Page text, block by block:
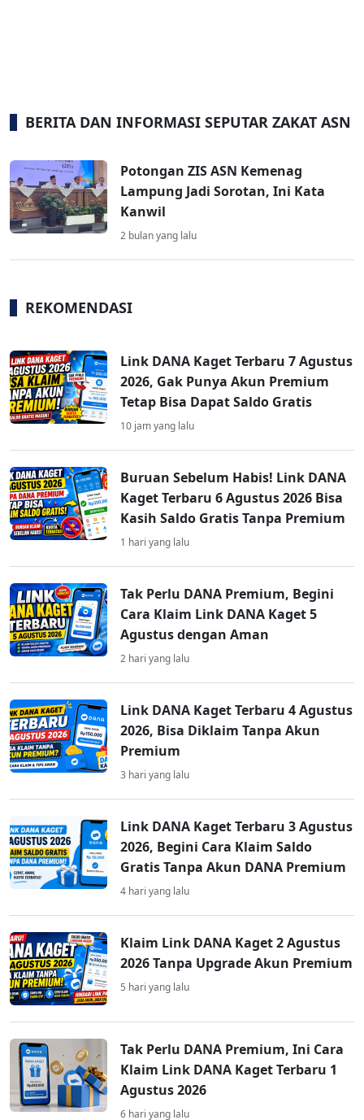
BERITA DAN INFORMASI SEPUTAR ZAKAT ASN
Potongan ZIS ASN Kemenag
Lampung Jadi Sorotan, Ini Kata
Kanwil
2 bulan yang lalu
REKOMENDASI
Link DANA Kaget Terbaru 7 Agustus
2026, Gak Punya Akun Premium
Tetap Bisa Dapat Saldo Gratis
10 jam yang lalu
Buruan Sebelum Habis! Link DANA
Kaget Terbaru 6 Agustus 2026 Bisa
Kasih Saldo Gratis Tanpa Premium
1 hari yang lalu
Tak Perlu DANA Premium, Begini
Cara Klaim Link DANA Kaget 5
Agustus dengan Aman
2 hari yang lalu
Link DANA Kaget Terbaru 4 Agustus
2026, Bisa Diklaim Tanpa Akun
Premium
3 hari yang lalu
Link DANA Kaget Terbaru 3 Agustus
2026, Begini Cara Klaim Saldo
Gratis Tanpa Akun DANA Premium
4 hari yang lalu
Klaim Link DANA Kaget 2 Agustus
2026 Tanpa Upgrade Akun Premium
5 hari yang lalu
Tak Perlu DANA Premium, Ini Cara
Klaim Link DANA Kaget Terbaru 1
Agustus 2026
6 hari yang lalu